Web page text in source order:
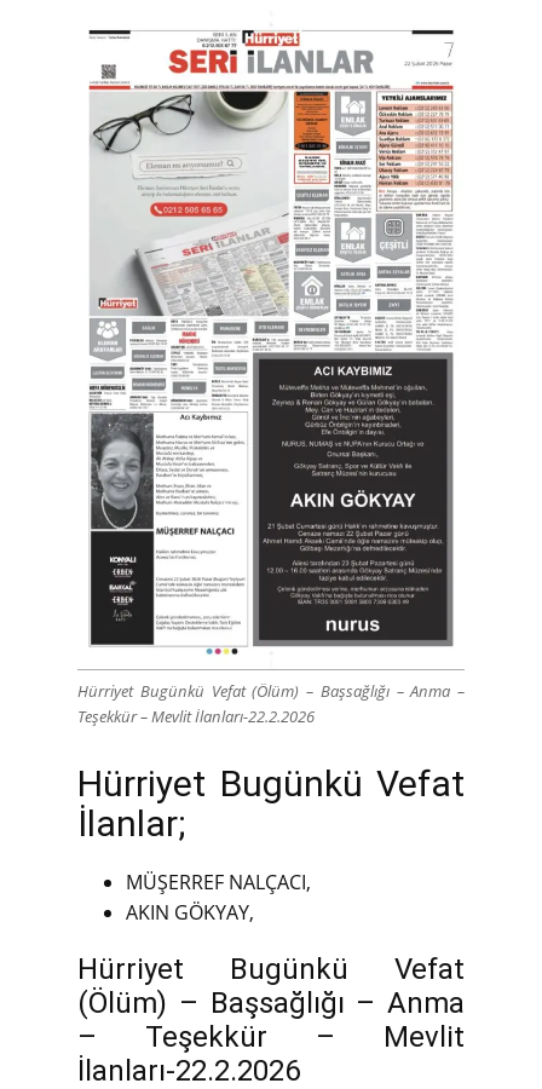
Hürriyet Bugünkü Vefat (Ölüm) – Başsağlığı – Anma –
Teşekkür – Mevlit İlanları-22.2.2026
Hürriyet Bugünkü Vefat
İlanlar;
MÜŞERREF NALÇACI,
AKIN GÖKYAY,
Hürriyet Bugünkü Vefat
(Ölüm) – Başsağlığı – Anma
– Teşekkür – Mevlit
İlanları-22.2.2026